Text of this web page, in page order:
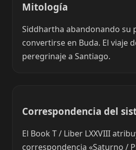
Mitología
Siddhartha abandonando su
convertirse en Buda. El viaje
peregrinaje a Santiago.
Correspondencia del
El Book T / Liber LXXVIII
correspondencia «Saturno /